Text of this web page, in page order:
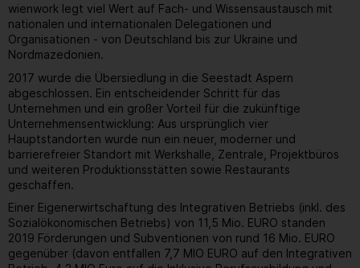
wienwork legt viel Wert auf Fach- und Wissensaustausch mit
nationalen und internationalen Delegationen und
Organisationen - von Deutschland bis zur Ukraine und
Nordmazedonien.
2017 wurde die Übersiedlung in die Seestadt Aspern
abgeschlossen. Ein entscheidender Schritt für das
Unternehmen und ein großer Vorteil für die zukünftige
Unternehmensentwicklung: Aus ursprünglich vier
Hauptstandorten wurde nun ein neuer, moderner und
barrierefreier Standort mit Werkshalle, Zentrale, Projektbüros
und weiteren Produktionsstätten sowie Restaurants
geschaffen.
Einer Eigenerwirtschaftung des Integrativen Betriebs (inkl. des
Sozialökonomischen Betriebs) von 11,5 Mio. EURO standen
2019 Förderungen und Subventionen von rund 16 Mio. EURO
gegenüber (davon entfallen 7,7 MIO EURO auf den Integrativen